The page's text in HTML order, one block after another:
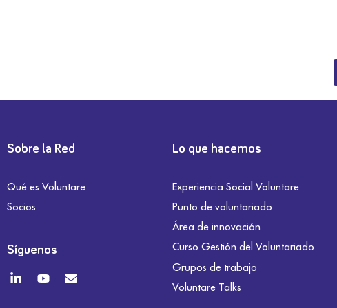
Sobre la Red
Qué es Voluntare
Socios
Síguenos
Lo que hacemos
Experiencia Social Voluntare
Punto de voluntariado
Área de innovación
Curso Gestión del Voluntariado
Grupos de trabajo
Voluntare Talks